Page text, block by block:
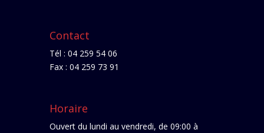
Contact
Tél : 04 259 54 06
Fax : 04 259 73 91
Horaire
Ouvert du lundi au vendredi, de 09:00 à